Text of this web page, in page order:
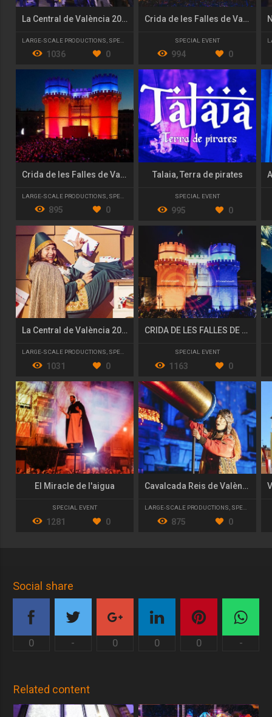
La Central de València 2022/23
LARGE-SCALE PRODUCTIONS SPECIAL EVENT
1036 0
Crida de les Falles de València 2023
LARGE-SCALE PRODUCTIONS SPECIAL EVENT
895 0
La Central de València 2023/24
LARGE-SCALE PRODUCTIONS SPECIAL EVENT
1031 0
El Miracle de l'aigua
SPECIAL EVENT
1281 0
Crida de les Falles de València 2022 "Renaix la flama!"
SPECIAL EVENT
994 0
Talaia, Terra de pirates
SPECIAL EVENT
995 0
CRIDA DE LES FALLES DE VALÈNCIA 2020 "PÓLVORA I FOC!"
SPECIAL EVENT
1163 0
Cavalcada Reis de València 2023
LARGE-SCALE PRODUCTIONS SPECIAL EVENT
875 0
Social share
0 - 0 0 0 -
Related content